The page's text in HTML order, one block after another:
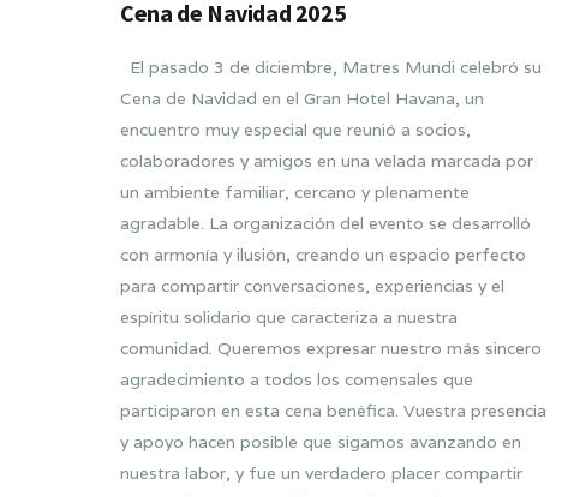
Cena de Navidad 2025
El pasado 3 de diciembre, Matres Mundi celebró su
Cena de Navidad en el Gran Hotel Havana, un
encuentro muy especial que reunió a socios,
colaboradores y amigos en una velada marcada por
un ambiente familiar, cercano y plenamente
agradable. La organización del evento se desarrolló
con armonía y ilusión, creando un espacio perfecto
para compartir conversaciones, experiencias y el
espíritu solidario que caracteriza a nuestra
comunidad. Queremos expresar nuestro más sincero
agradecimiento a todos los comensales que
participaron en esta cena benéfica. Vuestra presencia
y apoyo hacen posible que sigamos avanzando en
nuestra labor, y fue un verdadero placer compartir